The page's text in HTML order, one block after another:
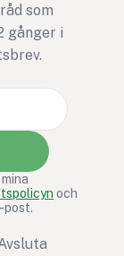
som
gånger i
och
post.